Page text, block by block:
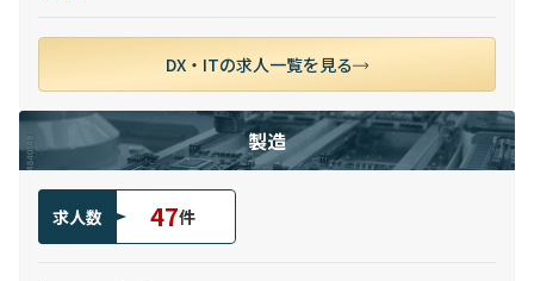
DX・ITの求人一覧を見る
製造
求人数 47件